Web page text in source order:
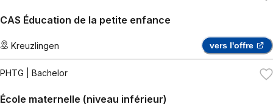
CAS Éducation de la petite enfance
Kreuzlingen vers l'offre
PHTG | Bachelor
École maternelle (niveau inférieur)